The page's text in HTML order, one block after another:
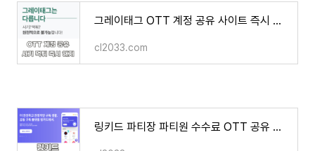
그레이태그 OTT 계정 공유 사이트 즉시 해지 잔여 이용료 보장 사기 먹튀
cl2033.com
링키드 파티장 파티원 수수료 OTT 공유 공동 구독 플랫폼 사용법